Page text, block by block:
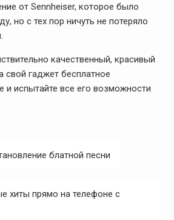
от Sennheiser, которое было
но с тех пор ничуть не потеряло
качественный, красивый
свой гаджет бесплатное
и испытайте все его возможности
блатной песни
хиты прямо на телефоне с